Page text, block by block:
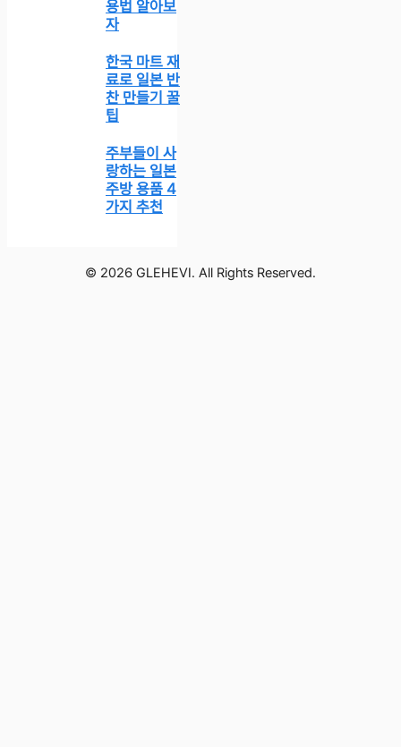
용법 알아보
자
한국 마트 재
료로 일본 반
찬 만들기 꿀
팁
주부들이 사
랑하는 일본
주방 용품 4
가지 추천
© 2026 GLEHEVI. All Rights Reserved.